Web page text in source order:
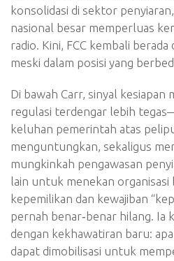
konsolidasi di sektor
nasional besar memperluas
radio. Kini, FCC kembali
meski dalam posisi yang
Di bawah Carr, sinyal kesiapan
regulasi terdengar lebih
keluhan pemerintah atas
menguntungkan, sekaligus
mungkinkah pengawasan
lain untuk menekan
kepemilikan dan kewajiban
pernah benar‑benar hilang. Ia
dengan kekhawatiran baru:
dapat dimobilisasi untuk